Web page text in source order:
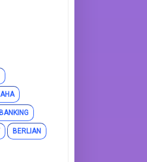
BANKING
BERLIAN